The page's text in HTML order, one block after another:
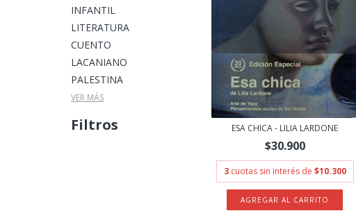
INFANTIL
LITERATURA
CUENTO
LACANIANO
PALESTINA
VER MÁS
Filtros ESA CHICA - LILIA LARDONE
$30.900
3 cuotas sin interés de $10.300